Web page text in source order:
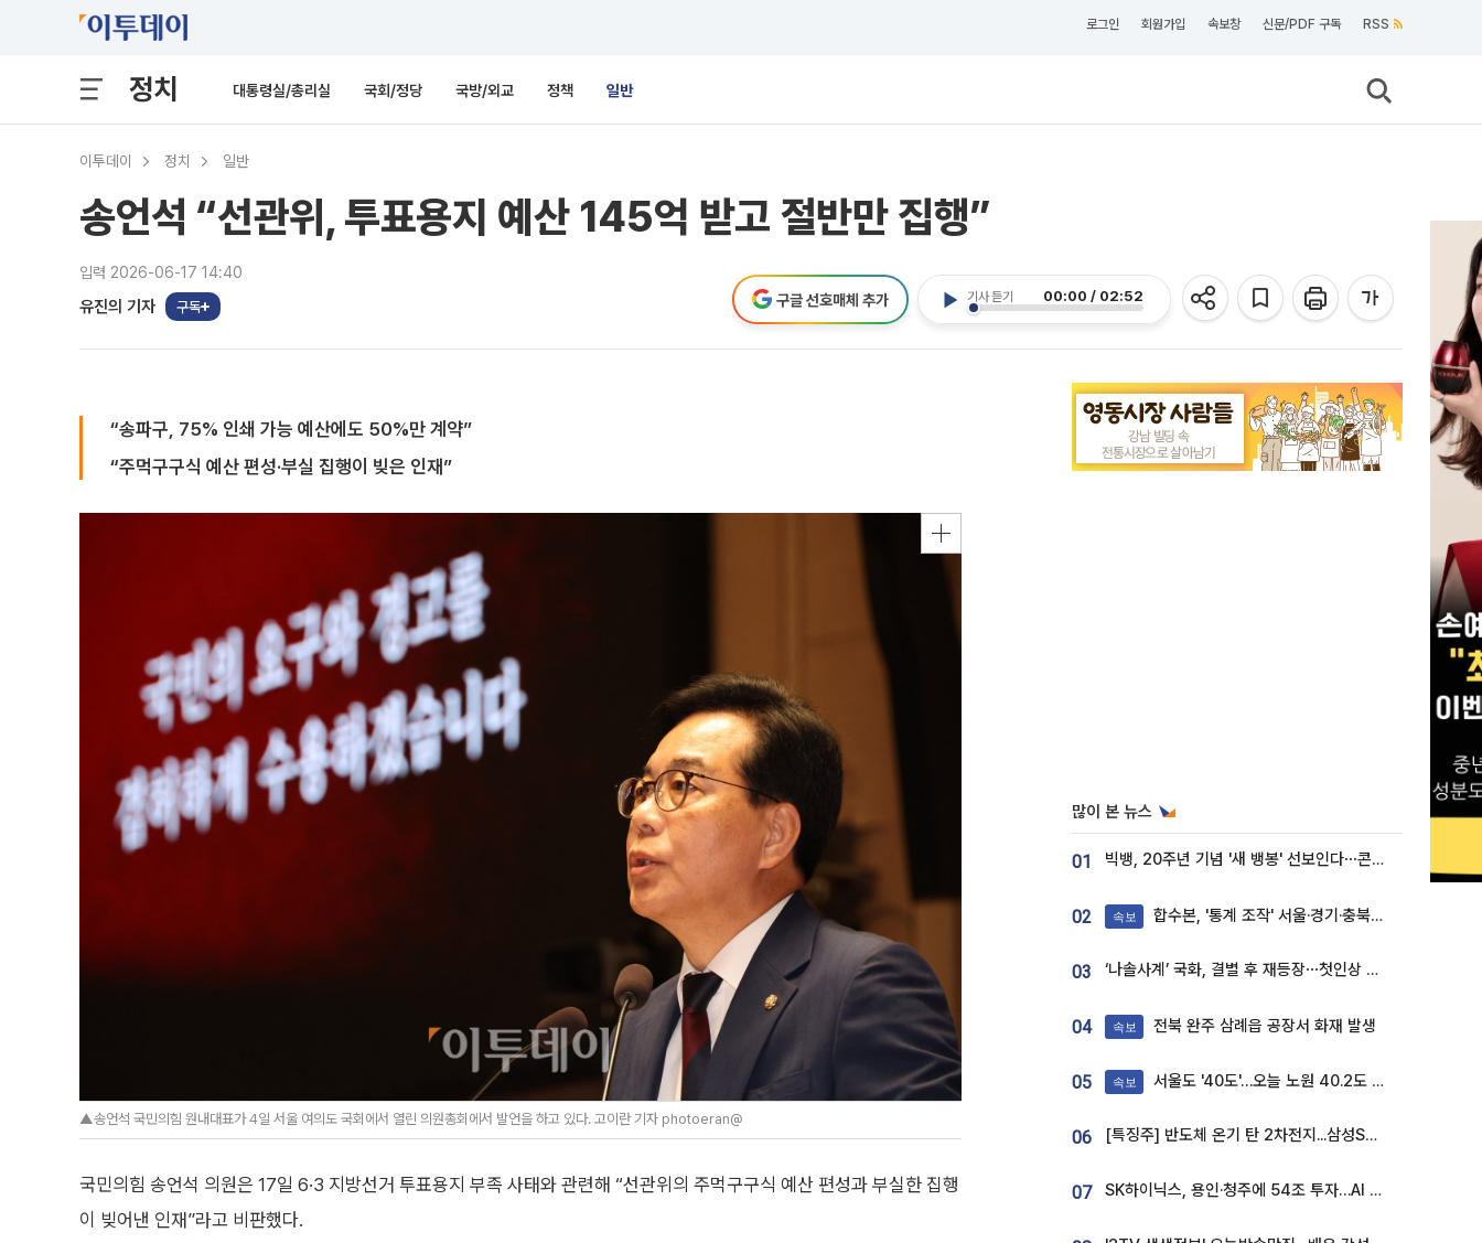
로그인 회원가입 속보창 신문/PDF 구독 RSS
정치 대통령실/총리실 국회/정당 국방/외교 정책 일반
이투데이 정치 일반
송언석 “선관위, 투표용지 예산 145억 받고 절반만 집행”
입력 2026-06-17 14:40
유진의 기자 구독
기사 듣기 00:00 / 02:52
구글 선호매체 추가
“송파구, 75% 인쇄 가능 예산에도 50%만 계약”
“주먹구구식 예산 편성·부실 집행이 빚은 인재”
▲송언석 국민의힘 원내대표가 4일 서울 여의도 국회에서 열린 의원총회에서 발언을 하고 있다. 고이란 기자 photoeran@
국민의힘 송언석 의원은 17일 6·3 지방선거 투표용지 부족 사태와 관련해 “선관위의 주먹구구식 예산 편성과 부실한 집행
이 빚어낸 인재”라고 비판했다.
많이 본 뉴스
01 빅뱅, 20주년 기념 '새 뱅봉' 선보인다⋯콘서트 앞두고 팝업 개최
02 속보 합수본, '통계 조작' 서울·경기·충북 선관위 등 추가 압수수색
03 ‘나솔사계’ 국화, 결별 후 재등장⋯첫인상 투표 휩쓸고 ‘인기녀’ 등극
04 속보 전북 완주 삼례읍 공장서 화재 발생
05 속보 서울도 '40도'…오늘 노원 40.2도 기록
06 [특징주] 반도체 온기 탄 2차전지...삼성SDI, 장 초반 7% 넘게 껑충
07 SK하이닉스, 용인·청주에 54조 투자…AI 메모리 생산기지 키운다